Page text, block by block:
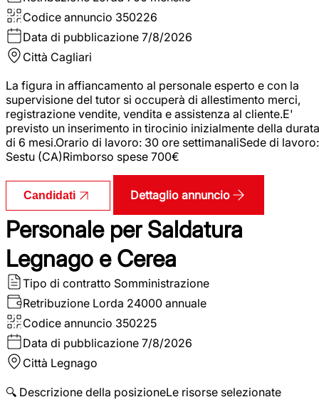
Codice annuncio 350226
Data di pubblicazione 7/8/2026
Città Cagliari
La figura in affiancamento al personale esperto e con la
supervisione del tutor si occuperà di allestimento merci,
registrazione vendite, vendita e assistenza al cliente.E'
previsto un inserimento in tirocinio inizialmente della durata
di 6 mesi.Orario di lavoro: 30 ore settimanaliSede di lavoro:
Sestu (CA)Rimborso spese 700€
Candidati Dettaglio annuncio
Personale per Saldatura
Legnago e Cerea
Tipo di contratto Somministrazione
Retribuzione Lorda 24000 annuale
Codice annuncio 350225
Data di pubblicazione 7/8/2026
Città Legnago
🔍 Descrizione della posizioneLe risorse selezionate